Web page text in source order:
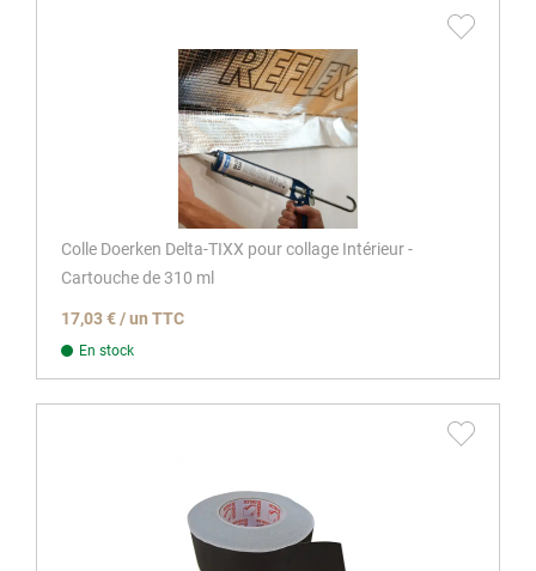
Colle Doerken Delta-TIXX pour collage Intérieur -
Cartouche de 310 ml
17,03 € / un TTC
En stock